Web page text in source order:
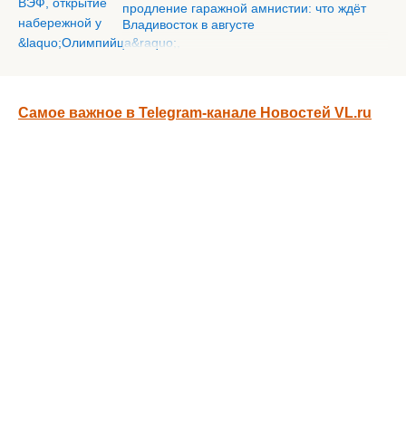
продление гаражной амнистии: что ждёт
Владивосток в августе
Самое важное в Telegram-канале Новостей VL.ru